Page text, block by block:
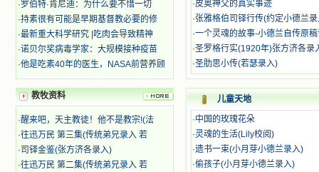
们受苦却觉得喜乐，因为他们爱主，
他们感到能为主受一点苦是多么喜乐
的事。他们受苦时仍在唱着感谢的
歌，因他们无法不称颂主，因主使他
们的心灵洋溢了快乐；他们激发了我
内心神圣的热情，在我的心灵深处燃
有力的言行激励我向前。 我一面
读，一面想过着他们这样圣善的生
活，也立志不在这虚幻的尘世中寻求
安慰。我一读就是几个钟头，累了就
望着书上的圣像沉思默想。啊，当我
想到我有一天还要见到他们，亲耳聆
·罗伯特·肯尼迪：为什么要不惜一切
·持素很有可能是早期基督教必要的修
·最新重大科学研究 |吃肉会导致精神
·诺贝尔奖病毒学家：大规模接种疫苗
·他是吃素40年的医生，NASA前营养顾
·皮奥神父的真实事迹
·张雅格伯司铎行传(约定小德兰
·一个灵魂的故事-小德兰自传原
·圣罗格行实(1920年)张方济各录
·圣肋思小传(若瑟录入)
教牧资料
·醒来吧，天主教徒！他不是教宗!(法
·往迅万民 第三集(传统弟兄录入 若
·司铎金鉴(张方济各录入)
·往迅万民 第二集(传统弟兄录入 若
儿童天地
·中国的玫瑰花朵
·灵魂的生活(Lily校阅)
·遗书一束(小月芽小德兰录入)
·偷孩子(小月芽小德兰录入)